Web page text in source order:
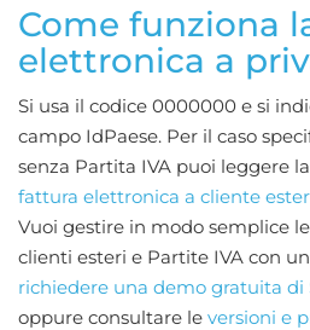
Come funziona
elettronica a
Si usa il codice 0000000 e si
campo IdPaese. Per il caso
senza Partita IVA puoi leggere
fattura elettronica a cliente
Vuoi gestire in modo semplice
clienti esteri e Partite IVA con
richiedere una demo gratuita di
oppure consultare le versioni e